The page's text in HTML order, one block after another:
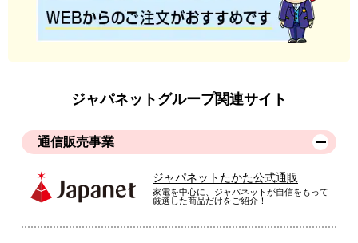
（埼玉県 30代
もう少し中が広かったらなぁ
ジャパネットグループ関連サイト
通信販売事業
ジャパネットたかた公式通販
家電を中心に、ジャパネットが自信をもって
厳選した商品だけをご紹介！